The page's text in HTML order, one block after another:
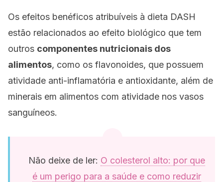
Os efeitos benéficos atribuíveis à dieta DASH
estão relacionados ao efeito biológico que tem
outros componentes nutricionais dos
alimentos, como os flavonoides, que possuem
atividade anti-inflamatória e antioxidante, além de
minerais em alimentos com atividade nos vasos
sanguíneos.
Não deixe de ler: O colesterol alto: por que
é um perigo para a saúde e como reduzir